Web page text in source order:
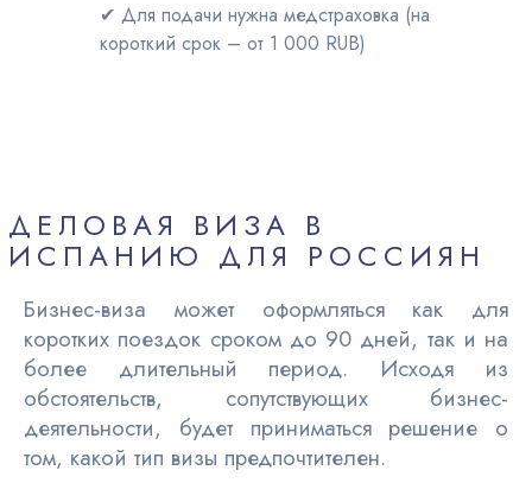
✔ Для подачи нужна медстраховка (на
короткий срок – от 1 000 RUB)
ДЕЛОВАЯ ВИЗА В
ИСПАНИЮ ДЛЯ РОССИЯН
Бизнес-виза может оформляться как для
коротких поездок сроком до 90 дней, так и на
более длительный период. Исходя из
обстоятельств, сопутствующих бизнес-
деятельности, будет приниматься решение о
том, какой тип визы предпочтителен.